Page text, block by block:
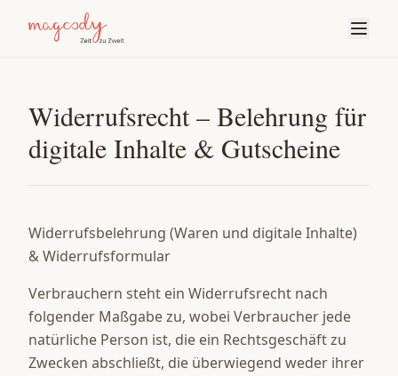
Widerrufsrecht – Belehrung für
digitale Inhalte & Gutscheine
Widerrufsbelehrung (Waren und digitale Inhalte)
& Widerrufsformular
Verbrauchern steht ein Widerrufsrecht nach
folgender Maßgabe zu, wobei Verbraucher jede
natürliche Person ist, die ein Rechtsgeschäft zu
Zwecken abschließt, die überwiegend weder ihrer